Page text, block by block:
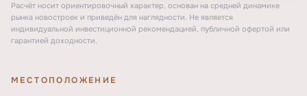
Расчёт носит ориентировочный характер, основан на средней динамике
рынка новостроек и приведён для наглядности. Не является
индивидуальной инвестиционной рекомендацией, публичной офертой или
гарантией доходности.
МЕСТОПОЛОЖЕНИЕ